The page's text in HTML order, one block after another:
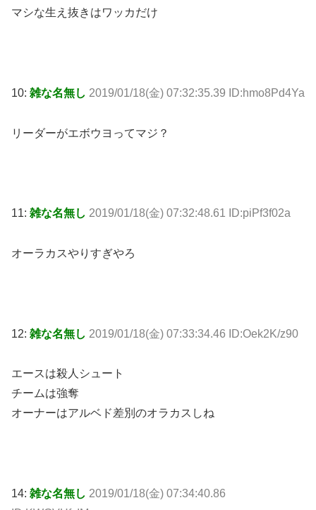
マシな生え抜きはワッカだけ
10: 雑な名無し 2019/01/18(金) 07:32:35.39 ID:hmo8Pd4Ya
リーダーがエボウヨってマジ？
11: 雑な名無し 2019/01/18(金) 07:32:48.61 ID:piPf3f02a
オーラカスやりすぎやろ
12: 雑な名無し 2019/01/18(金) 07:33:34.46 ID:Oek2K/z90
エースは殺人シュート
チームは強奪
オーナーはアルベド差別のオラカスしね
14: 雑な名無し 2019/01/18(金) 07:34:40.86